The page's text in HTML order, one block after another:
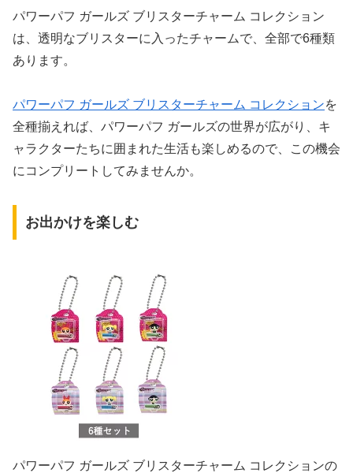
パワーパフ ガールズ ブリスターチャーム コレクション
は、透明なブリスターに入ったチャームで、全部で6種類
あります。
パワーパフ ガールズ ブリスターチャーム コレクションを
全種揃えれば、パワーパフ ガールズの世界が広がり、キ
ャラクターたちに囲まれた生活も楽しめるので、この機会
にコンプリートしてみませんか。
お出かけを楽しむ
パワーパフ ガールズ ブリスターチャーム コレクションの